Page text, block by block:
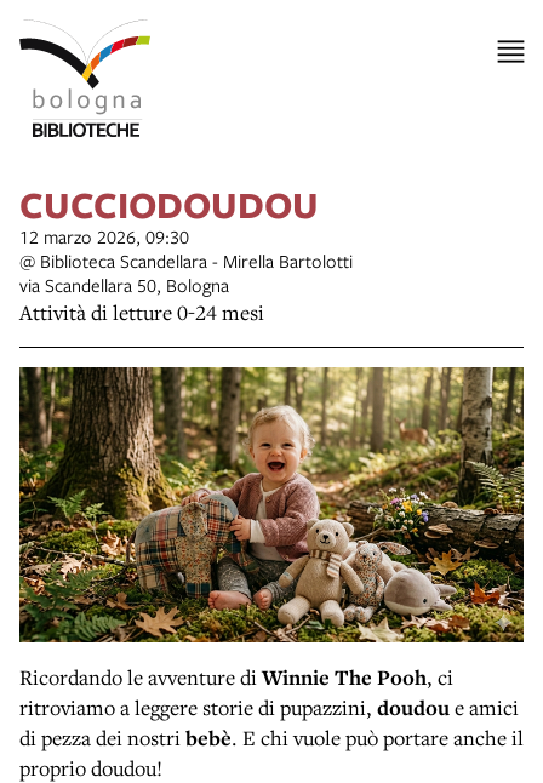
CUCCIODOUDOU
12 marzo 2026, 09:30
@ Biblioteca Scandellara - Mirella Bartolotti
via Scandellara 50, Bologna
Attività di letture 0-24 mesi
Ricordando le avventure diWinnie The Pooh, ci
ritroviamo a leggere storie di pupazzini, doudoue amici
di pezza dei nostribebè. E chi vuole può portare anche il
proprio doudou!